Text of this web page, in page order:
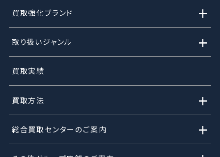
買取強化ブランド +
取り扱いジャンル +
買取実績
買取方法 +
総合買取センターのご案内 +